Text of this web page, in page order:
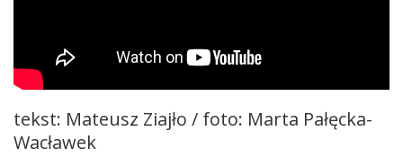
tekst: Mateusz Ziajło / foto: Marta Pałęcka-
Wacławek